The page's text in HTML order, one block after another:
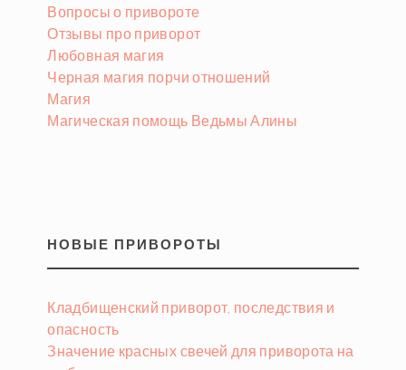
Вопросы о привороте
Отзывы про приворот
Любовная магия
Черная магия порчи отношений
Магия
Магическая помощь Ведьмы Алины
НОВЫЕ ПРИВОРОТЫ
Кладбищенский приворот, последствия и
опасность
Значение красных свечей для приворота на